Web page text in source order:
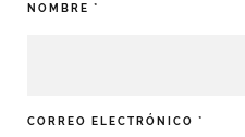
NOMBRE *
CORREO ELECTRÓNICO *